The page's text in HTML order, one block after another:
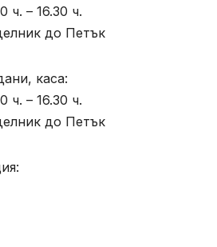
ч. – 16.30 ч.
до Петък
каса:
ч. – 16.30 ч.
до Петък